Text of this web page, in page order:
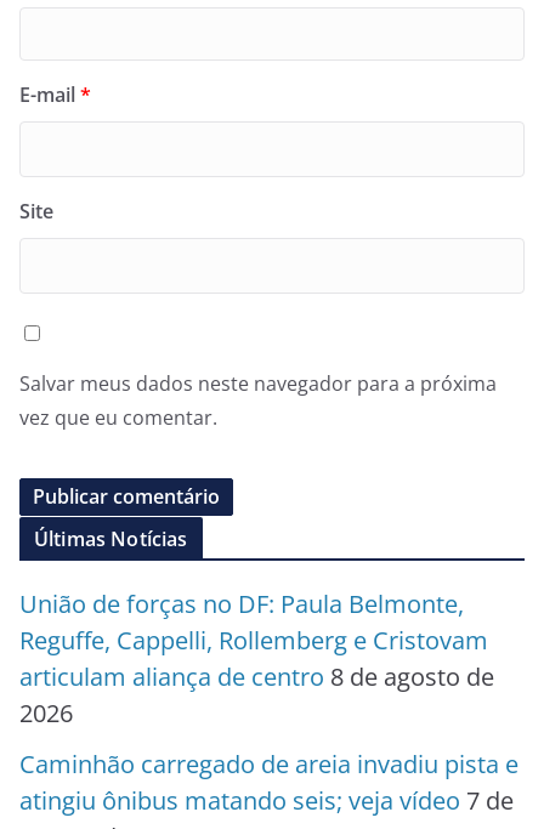
E-mail*
Site
Salvar meus dados neste navegador para a próxima
vez que eu comentar.
Últimas Notícias
União de forças no DF: Paula Belmonte,
Reguffe, Cappelli, Rollemberg e Cristovam
articulam aliança de centro 8 de agosto de
2026
Caminhão carregado de areia invadiu pista e
atingiu ônibus matando seis; veja vídeo 7 de